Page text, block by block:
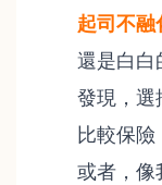
起司不融
還是白白
發現，選
比較保險
或者，像